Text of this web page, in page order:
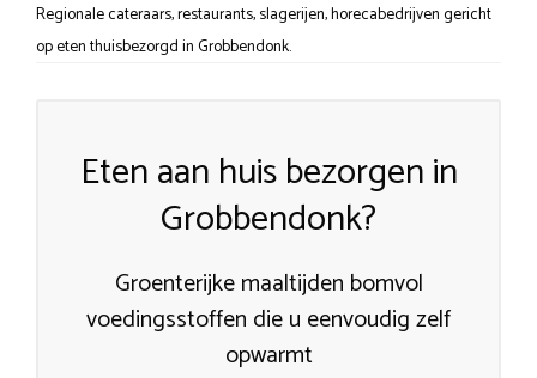
Regionale cateraars, restaurants, slagerijen, horecabedrijven gericht
op eten thuisbezorgd in Grobbendonk.
Eten aan huis bezorgen in
Grobbendonk?
Groenterijke maaltijden bomvol
voedingsstoffen die u eenvoudig zelf
opwarmt